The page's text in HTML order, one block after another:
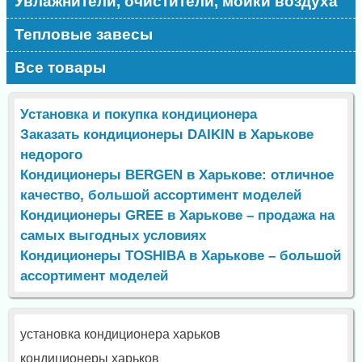
Тепловые завесы
Все товары
Установка и покупка кондиционера
Заказать кондиционеры DAIKIN в Харькове
недорого
Кондиционеры BERGEN в Харькове: отличное
качество, большой ассортимент моделей
Кондиционеры GREE в Харькове – продажа на
самых выгодных условиях
Кондиционеры TOSHIBA в Харькове – большой
ассортимент моделей
установка кондиционера харьков
кондиционеры харьков